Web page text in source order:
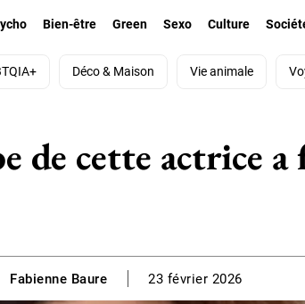
Bien-être Green Sexo Culture
Déco & Maison Vie animale
de cette actrice a
Fabienne Baure 23 février 2026